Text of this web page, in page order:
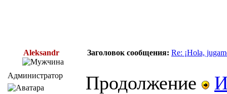
Aleksandr Заголовок сообщения: Re: ¡Hola,
Администратор Продолжение